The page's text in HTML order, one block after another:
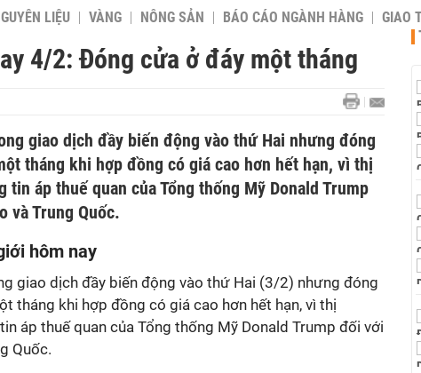
LIỆU VÀNG NÔNG SẢN BÁO CÁO NGÀNH HÀNG GIAO
4/2: Đóng cửa ở đáy một tháng
giao dịch đầy biến động vào thứ Hai nhưng đóng
tháng khi hợp đồng có giá cao hơn hết hạn, vì thị
áp thuế quan của Tổng thống Mỹ Donald Trump
và Trung Quốc.
hôm nay
giao dịch đầy biến động vào thứ Hai (3/2) nhưng đóng
tháng khi hợp đồng có giá cao hơn hết hạn, vì thị
áp thuế quan của Tổng thống Mỹ Donald Trump đối với
Quốc.